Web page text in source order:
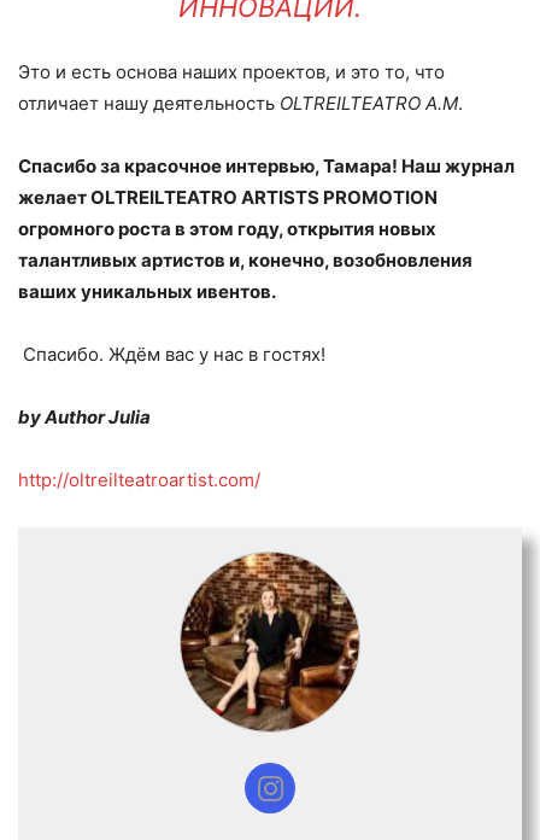
ИННОВАЦИИ.
Это и есть основа наших проектов, и это то, что
отличает нашу деятельность OLTREILTEATRO A.M.
Спасибо за красочное интервью, Тамара! Наш журнал
желает OLTREILTEATRO ARTISTS PROMOTION
огромного роста в этом году, открытия новых
талантливых артистов и, конечно, возобновления
ваших уникальных ивентов.
Спасибо. Ждём вас у нас в гостях!
by Author Julia
http://oltreilteatroartist.com/